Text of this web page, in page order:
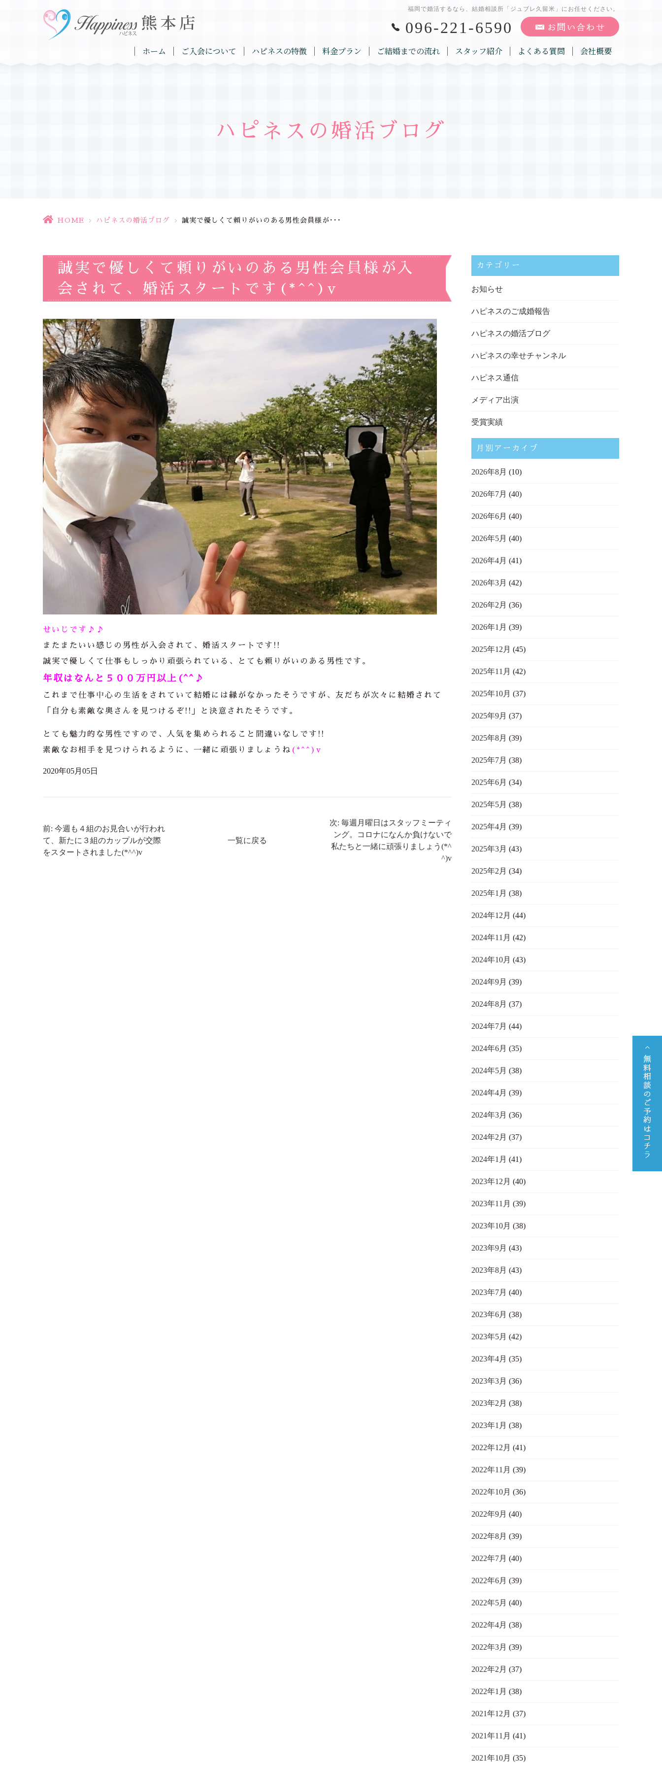
福岡で婚活するなら、結婚相談所「ジュブレ久留米」にお任せください。
096-221-6590
ホーム ご入会について ハピネスの特徴 料金プラン ご結婚までの流れ スタッフ紹介 よくある質問 会社概要
ハピネスの婚活ブログ
HOME > ハピネスの婚活ブログ > 誠実で優しくて頼りがいのある男性会員様が･･･
誠実で優しくて頼りがいのある男性会員様が入
会されて、婚活スタートです(*^^)v
せいじです♪♪
またまたいい感じの男性が入会されて、婚活スタートです!!
誠実で優しくて仕事もしっかり頑張られている、とても頼りがいのある男性です。
年収はなんと５００万円以上(^^♪
これまで仕事中心の生活をされていて結婚には縁がなかったそうですが、友だちが次々に結婚されて
「自分も素敵な奥さんを見つけるぞ!!」と決意されたそうです。
とても魅力的な男性ですので、人気を集められること間違いなしです!!
素敵なお相手を見つけられるように、一緒に頑張りましょうね (*^^)v
2020年05月05日
前: 今週も４組のお見合いが行われ
て、新たに３組のカップルが交際
をスタートされました(*^^)v
一覧に戻る
次: 毎週月曜日はスタッフミーティ
ング。コロナになんか負けないで
私たちと一緒に頑張りましょう(*^
^)v
カテゴリー
お知らせ
ハピネスのご成婚報告
ハピネスの婚活ブログ
ハピネスの幸せチャンネル
ハピネス通信
メディア出演
受賞実績
月別アーカイブ
2026年8月 (10)
2026年7月 (40)
2026年6月 (40)
2026年5月 (40)
2026年4月 (41)
2026年3月 (42)
2026年2月 (36)
2026年1月 (39)
2025年12月 (45)
2025年11月 (42)
2025年10月 (37)
2025年9月 (37)
2025年8月 (39)
2025年7月 (38)
2025年6月 (34)
2025年5月 (38)
2025年4月 (39)
2025年3月 (43)
2025年2月 (34)
2025年1月 (38)
2024年12月 (44)
2024年11月 (42)
2024年10月 (43)
2024年9月 (39)
2024年8月 (37)
2024年7月 (44)
2024年6月 (35)
2024年5月 (38)
2024年4月 (39)
2024年3月 (36)
2024年2月 (37)
2024年1月 (41)
2023年12月 (40)
2023年11月 (39)
2023年10月 (38)
2023年9月 (43)
2023年8月 (43)
2023年7月 (40)
2023年6月 (38)
2023年5月 (42)
2023年4月 (35)
2023年3月 (36)
2023年2月 (38)
2023年1月 (38)
2022年12月 (41)
2022年11月 (39)
2022年10月 (36)
2022年9月 (40)
2022年8月 (39)
2022年7月 (40)
2022年6月 (39)
2022年5月 (40)
2022年4月 (38)
2022年3月 (39)
2022年2月 (37)
2022年1月 (38)
2021年12月 (37)
2021年11月 (41)
2021年10月 (35)